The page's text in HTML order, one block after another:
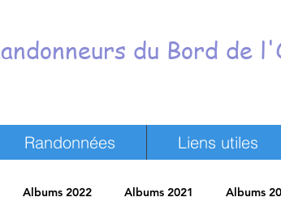
du Bord de
Randonnées Liens utiles
Albums 2022 Albums 2021 Albums